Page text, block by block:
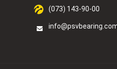
(073) 143-90-00